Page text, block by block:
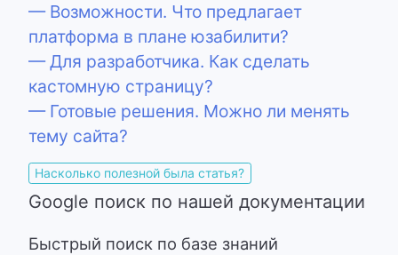
Быстрый поиск по базе знаний
— Возможности. Что предлагает
платформа в плане юзабилити?
— Для разработчика. Как сделать
кастомную страницу?
— Готовые решения. Можно ли менять
тему сайта?
Насколько полезной была статья?
Google поиск по нашей документации